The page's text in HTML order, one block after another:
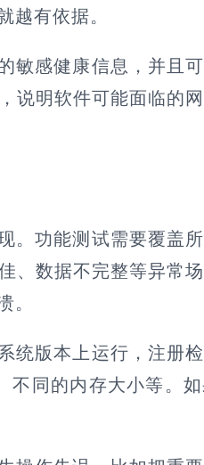
有依据。
敏感健康信息，并且
说明软件可能面临的
。功能测试需要覆盖
、数据不完整等异常
统版本上运行，注册
同的内存大小等。